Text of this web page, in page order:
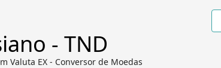
- TND
Valuta EX - Conversor de Moedas